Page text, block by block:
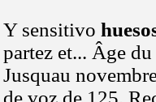
Y sensitivo
partez et... Âge
Jusquau
de voz de 125.